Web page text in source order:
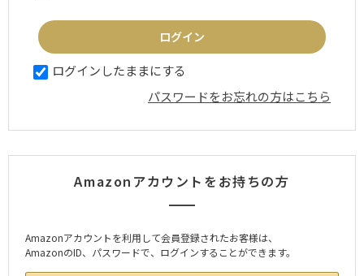
ログインしたままにする
パスワードをお忘れの方はこちら
Amazonアカウントをお持ちの方
Amazonアカウントを利用して会員登録されたお客様は、
AmazonのID、パスワードで、ログインすることができます。